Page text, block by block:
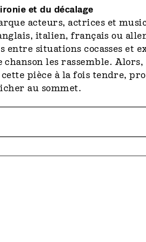
et du décalage
acteurs, actrices et
italien, français ou
entre situations cocasses et
les rassemble.
pièce à la fois tendre,
au sommet.